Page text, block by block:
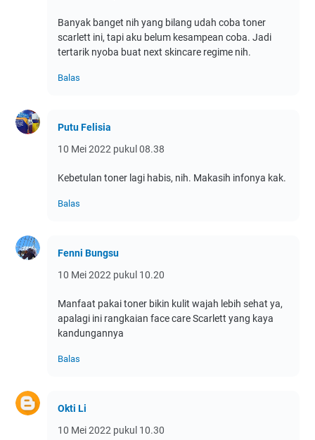
Banyak banget nih yang bilang udah coba toner
scarlett ini, tapi aku belum kesampean coba. Jadi
tertarik nyoba buat next skincare regime nih.
Balas
Putu Felisia
10 Mei 2022 pukul 08.38
Kebetulan toner lagi habis, nih. Makasih infonya kak.
Balas
Fenni Bungsu
10 Mei 2022 pukul 10.20
Manfaat pakai toner bikin kulit wajah lebih sehat ya,
apalagi ini rangkaian face care Scarlett yang kaya
kandungannya
Balas
Okti Li
10 Mei 2022 pukul 10.30